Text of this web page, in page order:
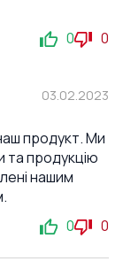
0 0
03.02.2023
продукт. Ми
та продукцію
нашим
0 0